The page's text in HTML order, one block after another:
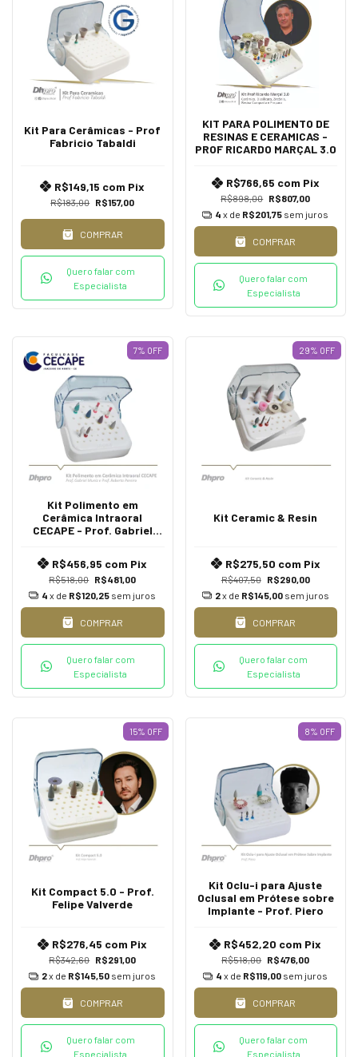
Kit Para Cerâmicas - Prof
Fabricio Tabaldi
R$183,00 R$157,00
R$149,15 com Pix
COMPRAR
Quero falar com
Especialista
KIT PARA POLIMENTO DE
RESINAS E CERAMICAS -
PROF RICARDO MARÇAL 3.0
R$898,00 R$807,00
R$766,65 com Pix
4 x de R$201,75 sem juros
COMPRAR
Quero falar com
Especialista
7% OFF
Kit Polimento em
Cerâmica Intraoral
CECAPE - Prof. Gabriel
R$518,00 R$481,00
R$456,95 com Pix
4 x de R$120,25 sem juros
COMPRAR
Quero falar com
Especialista
29% OFF
Kit Ceramic & Resin
R$407,50 R$290,00
R$275,50 com Pix
2x de R$145,00 sem juros
COMPRAR
Quero falar com
Especialista
15% OFF
Kit Compact 5.0 - Prof.
Felipe Valverde
R$342,60 R$291,00
R$276,45 com Pix
2x de R$145,50 sem juros
COMPRAR
Quero falar com
Especialista
8% OFF
Kit Oclu-i para Ajuste
Oclusal em Prótese sobre
Implante - Prof. Piero
R$518,00 R$476,00
R$452,20 com Pix
4 x de R$119,00 sem juros
COMPRAR
Quero falar com
Especialista